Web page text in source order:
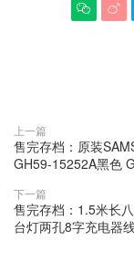
 
上一篇
售完存档：原装
GH59-15252A黑色
下一篇
售完存档：1.5米长
台灯两孔8字充电器